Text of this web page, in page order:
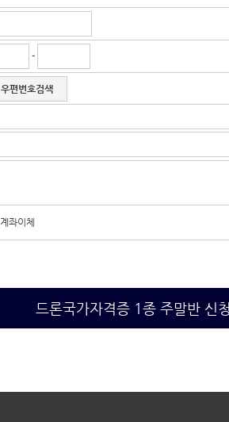
-
우편번호검색
계좌이체
드론국가자격증 1종 주말반 신